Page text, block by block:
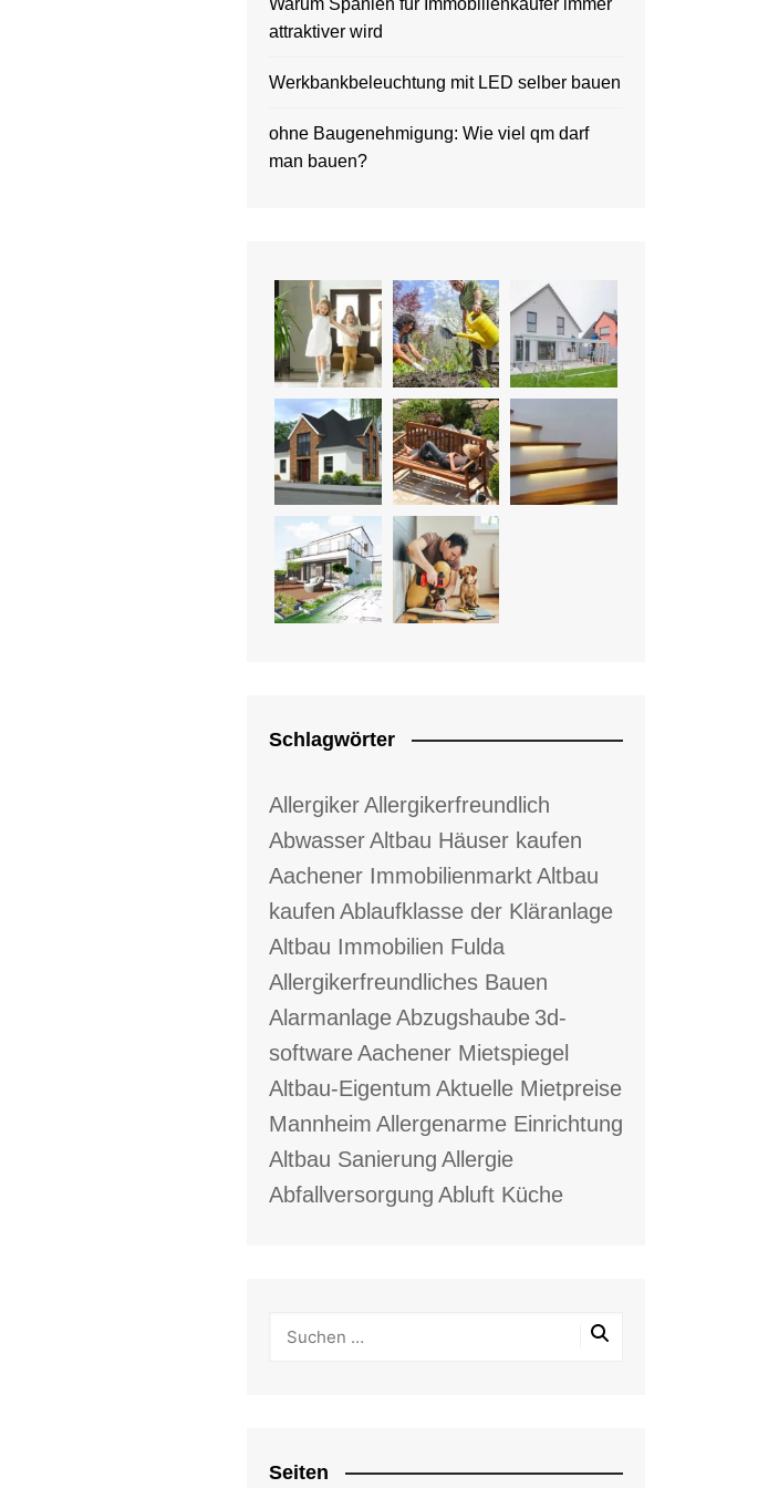
Warum Spanien für Immobilienkäufer immer
attraktiver wird
Werkbankbeleuchtung mit LED selber bauen
ohne Baugenehmigung: Wie viel qm darf
man bauen?
Schlagwörter
AllergikerAllergikerfreundlich
AbwasserAltbau Häuser kaufen
Aachener ImmobilienmarktAltbau
kaufen Ablaufklasse der Kläranlage
Altbau Immobilien Fulda
Allergikerfreundliches Bauen
AlarmanlageAbzugshaube 3d-
softwareAachener Mietspiegel
Altbau-Eigentum Aktuelle Mietpreise
Mannheim Allergenarme Einrichtung
Altbau Sanierung Allergie
Abfallversorgung Abluft Küche
Seiten